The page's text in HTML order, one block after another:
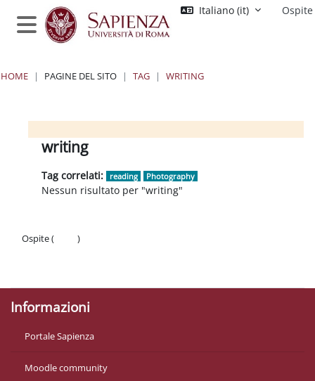
Vai al contenuto principale
Pannello laterale
Italiano ‎(it)‎ Ospite
HOME PAGINE DEL SITO TAG WRITING
Blocchi
Blocchi
Blocchi
Blocchiwriting
Tag correlati: reading Photography
Nessun risultato per "writing"
Ospite (
)
Informazioni
Portale Sapienza
Moodle community